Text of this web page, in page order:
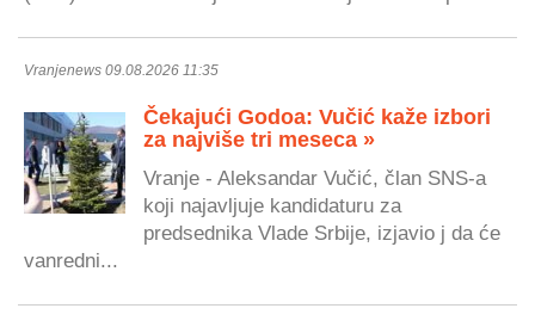
Vranjenews 09.08.2026 11:35
Čekajući Godoa: Vučić kaže izbori
za najviše tri meseca »
Vranje - Aleksandar Vučić, član SNS-a
koji najavljuje kandidaturu za
predsednika Vlade Srbije, izjavio j da će
vanredni...